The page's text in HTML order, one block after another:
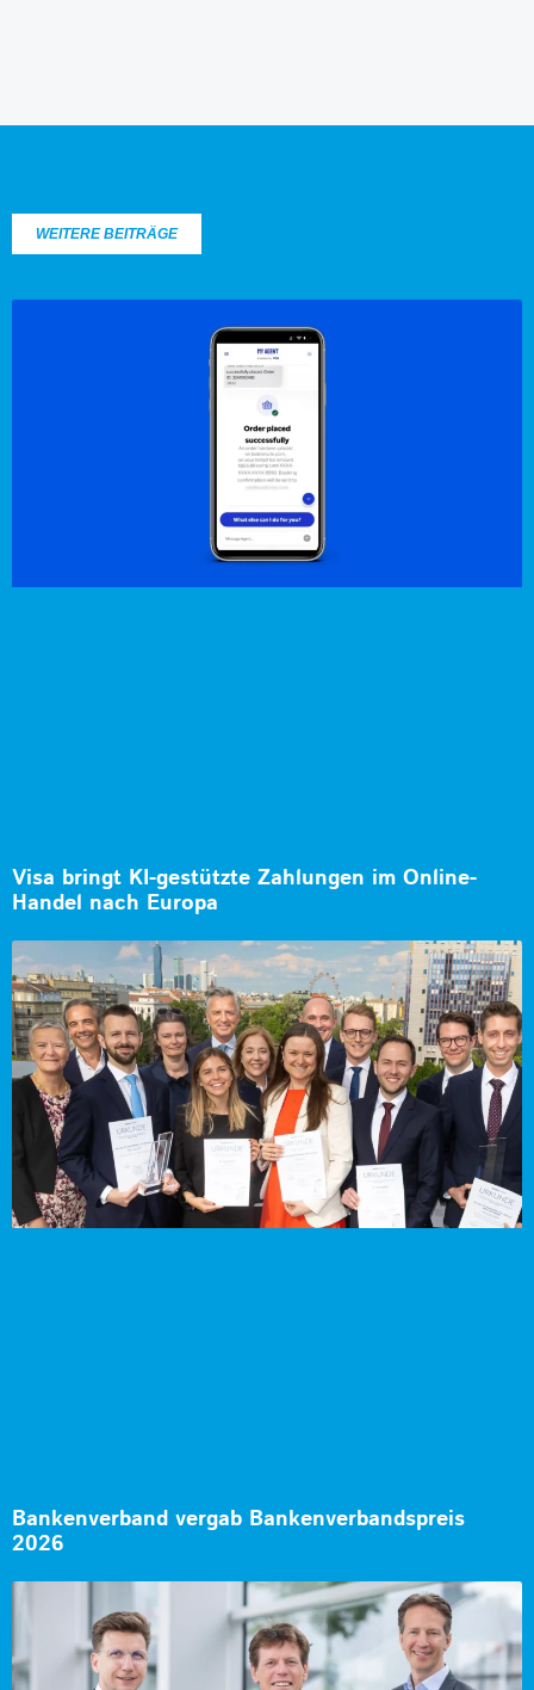
WEITERE BEITRÄGE
Visa bringt KI-gestützte Zahlungen im Online-
Handel nach Europa
Bankenverband vergab Bankenverbandspreis
2026